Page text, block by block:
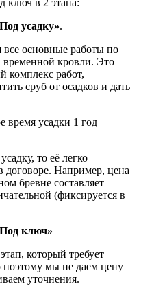
усадку».
все основные работы по
временной кровли. Это
комплекс работ,
сруб от осадков и дать
время усадки 1 год
то её легко
договоре. Например, цена
бревне составляет
(фиксируется в
ключ»
который требует
поэтому мы не даем цену
уточнения.